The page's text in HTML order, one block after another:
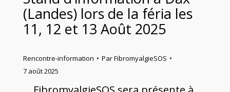
(Landes) lors de la féria les
11, 12 et 13 Août 2025
Rencontre-information ParFibromyalgieSOS
7 août 2025